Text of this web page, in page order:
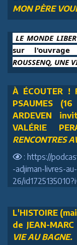
MON PÈRE
LE MONDE
sur l'ouvrage
ROUSSENQ, UNE
À ÉCOUTER !
PSAUMES
ARDEVEN
VALÉRIE
RENCONTRES
: https://
-adjiman-livres-
26/
L'HISTOIRE
de JEAN-MARC
VIE AU BAGNE.